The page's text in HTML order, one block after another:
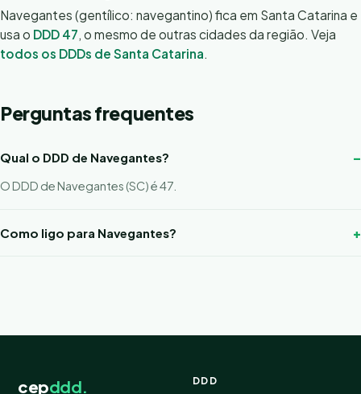
Navegantes (gentílico: navegantino) fica em Santa Catarina e
usa o DDD 47, o mesmo de outras cidades da região. Veja
todos os DDDs de Santa Catarina.
Perguntas frequentes
Qual o DDD de Navegantes?
O DDD de Navegantes (SC) é 47.
Como ligo para Navegantes?
cepddd. DDD